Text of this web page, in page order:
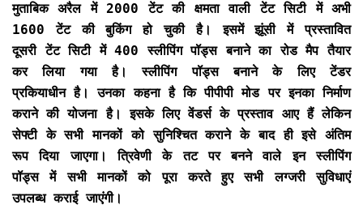
मुताबिक अरैल में 2000 टेंट की क्षमता वाली टेंट सिटी में अभी
1600 टेंट की बुकिंग हो चुकी है। इसमें झूंसी में प्रस्तावित
दूसरी टेंट सिटी में 400 स्लीपिंग पॉड्स बनाने का रोड मैप तैयार
कर लिया गया है। स्लीपिंग पॉड्स बनाने के लिए टेंडर
प्रकियाधीन है। उनका कहना है कि पीपीपी मोड पर इनका निर्माण
कराने की योजना है। इसके लिए वेंडर्स के प्रस्ताव आए हैं लेकिन
सेफ्टी के सभी मानकों को सुनिश्चित कराने के बाद ही इसे अंतिम
रूप दिया जाएगा। त्रिवेणी के तट पर बनने वाले इन स्लीपिंग
पॉड्स में सभी मानकों को पूरा करते हुए सभी लग्जरी सुविधाएं
उपलब्ध कराई जाएंगी।